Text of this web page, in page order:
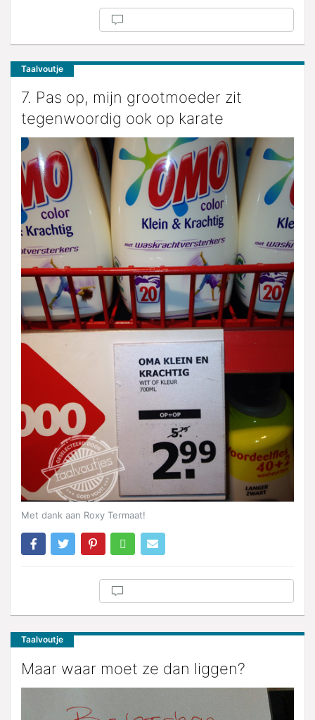
Taalvoutje
7. Pas op, mijn grootmoeder zit
tegenwoordig ook op karate
Met dank aan Roxy Termaat!
Taalvoutje
Maar waar moet ze dan liggen?